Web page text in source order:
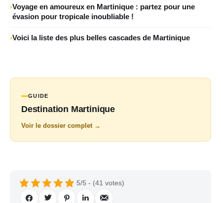
Voyage en amoureux en Martinique : partez pour une
évasion pour tropicale inoubliable !
Voici la liste des plus belles cascades de Martinique
GUIDE
Destination Martinique
Voir le dossier complet →
5/5 - (41 votes)